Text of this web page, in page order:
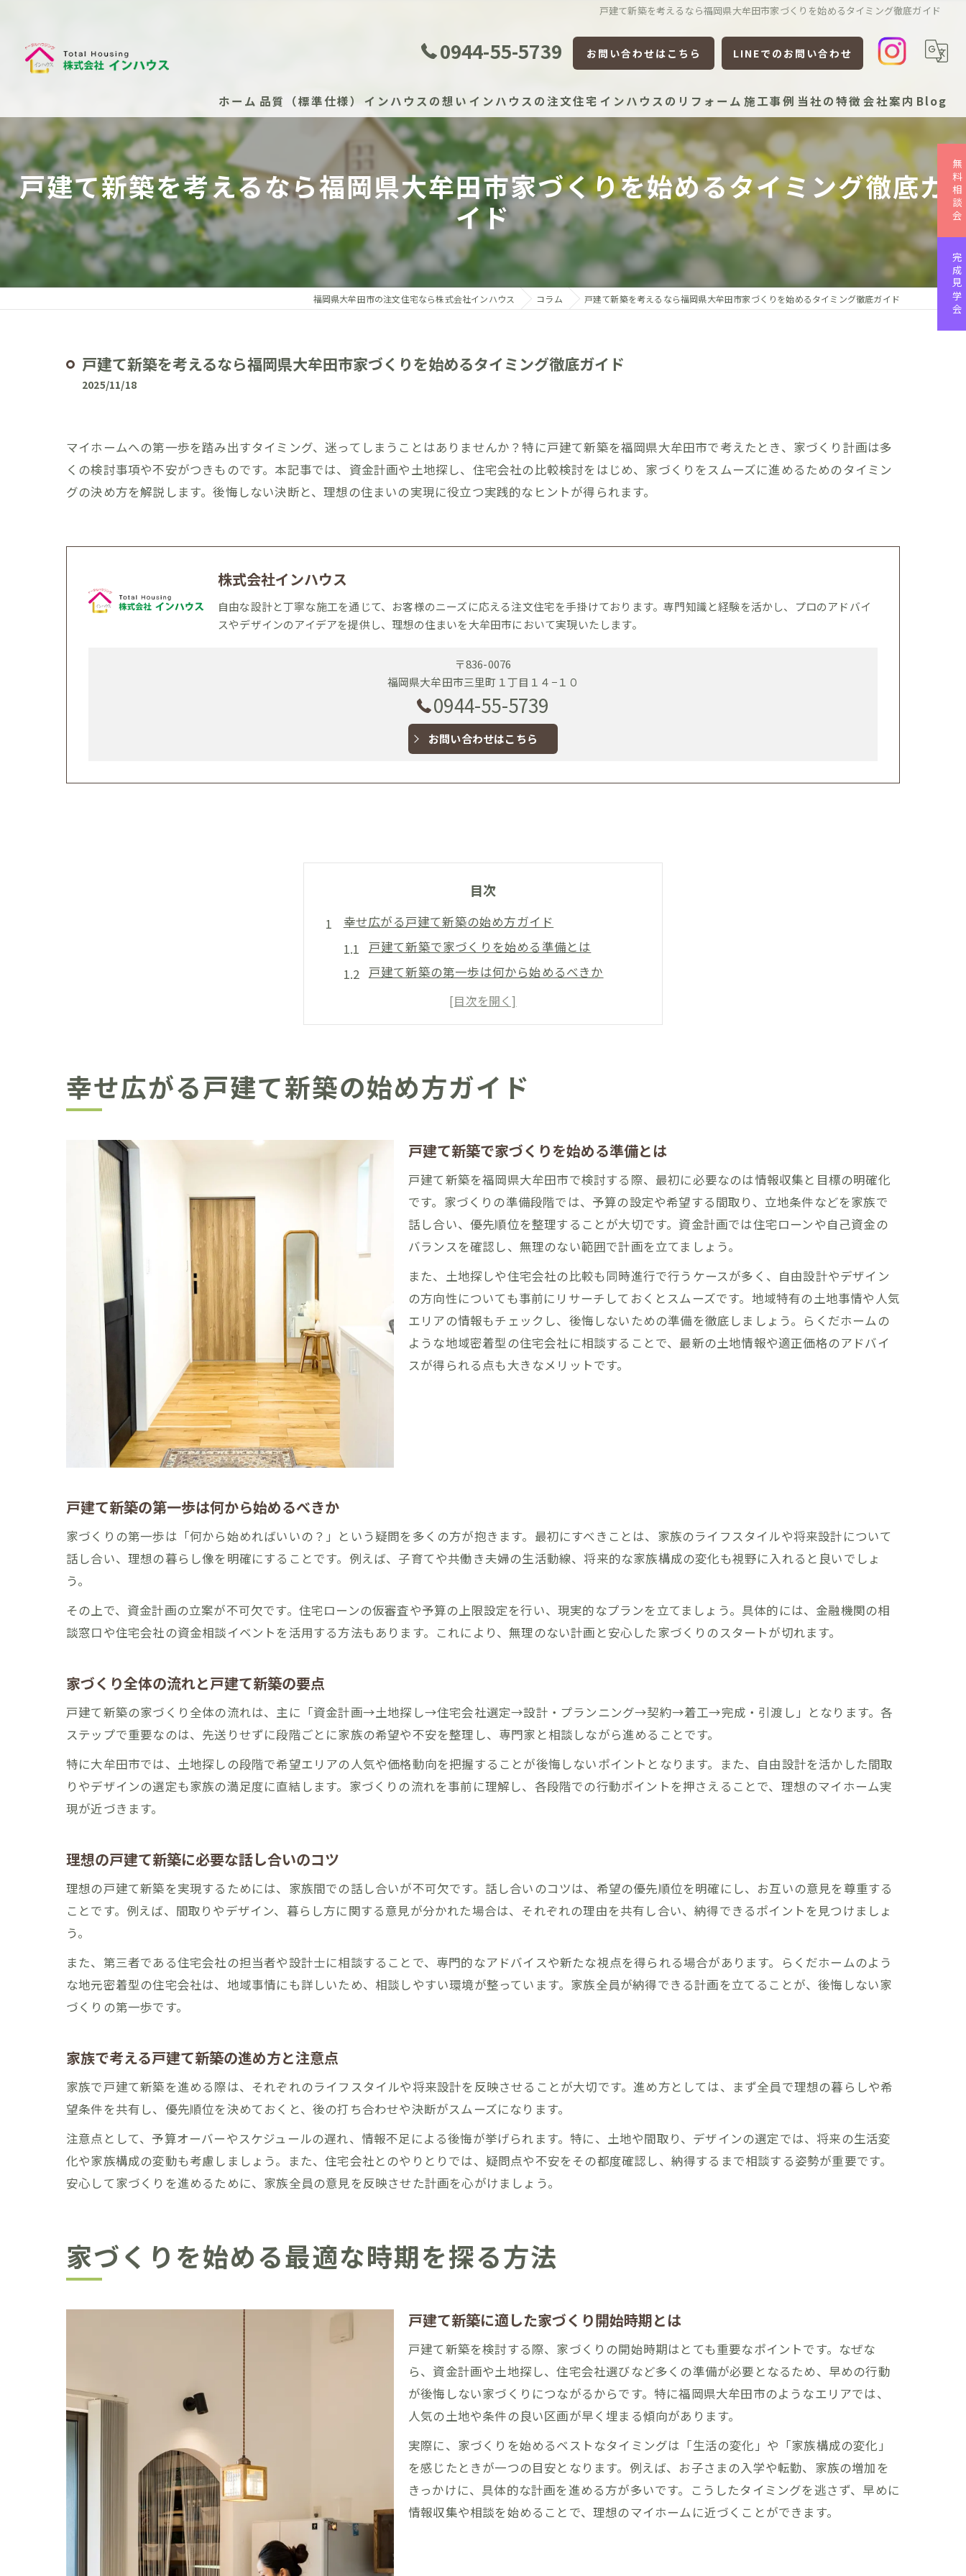
戸建て新築を考えるなら福岡県大牟田市家づくりを始めるタイミング徹底ガイド
0944-55-5739 お問い合わせはこちら LINEでのお問い合わせ
ホーム 品質（標準仕様）
安心の保証体制
新築住宅かし保険（JIO）
安心の保証（住宅設備）
インハウスの想い インハウスの注文住宅 インハウスのリフォーム 施工事例 当社の特徴
新築
リフォーム
リノベーション
平屋
ローコスト
会社案内 Blog
戸建て新築を考えるなら福岡県大牟田市家づくりを始めるタイミング徹底ガ
イド
福岡県大牟田市の注文住宅なら株式会社インハウス コラム 戸建て新築を考えるなら福岡県大牟田市家づくりを始めるタイミング徹底ガイド
戸建て新築を考えるなら福岡県大牟田市家づくりを始めるタイミング徹底ガイド
2025/11/18
マイホームへの第一歩を踏み出すタイミング、迷ってしまうことはありませんか？特に戸建て新築を福岡県大牟田市で考えたとき、家づくり計画は多
くの検討事項や不安がつきものです。本記事では、資金計画や土地探し、住宅会社の比較検討をはじめ、家づくりをスムーズに進めるためのタイミン
グの決め方を解説します。後悔しない決断と、理想の住まいの実現に役立つ実践的なヒントが得られます。
株式会社インハウス
自由な設計と丁寧な施工を通じて、お客様のニーズに応える注文住宅を手掛けております。専門知識と経験を活かし、プロのアドバイ
スやデザインのアイデアを提供し、理想の住まいを大牟田市において実現いたします。
〒836-0076
福岡県大牟田市三里町１丁目１４−１０
0944-55-5739
お問い合わせはこちら
目次
幸せ広がる戸建て新築の始め方ガイド
戸建て新築で家づくりを始める準備とは
戸建て新築の第一歩は何から始めるべきか
家づくり全体の流れと戸建て新築の要点
理想の戸建て新築に必要な話し合いのコツ
家づくりを始める最適な時期を探る方法
戸建て新築に適した家づくり開始時期とは
ライフステージ別に見る家づくりの時期選び
戸建て新築を成功させるためのタイミング選定法
季節ごとの戸建て新築メリットと注意点
理想の住まいを叶えるタイミング戦略
戸建て新築で理想を叶える時期の見極め方
家づくりにおける最適な計画スケジュール
資金や家族計画に合わせたタイミング戦略
戸建て新築で後悔しない時期の決め方
理想の住まいとタイミングのバランス重要性
戸建て新築で失敗しないための進め方解説
戸建て新築と資金計画の立て方徹底解説
戸建て新築で押さえたいローンと予算の基本
土地探しのポイントと家づくり実践術
家づくりで判断に迷ったときの対処法解説
納得の家づくりを進めるための決断術
幸せ広がる戸建て新築の始め方ガイド
戸建て新築で家づくりを始める準備とは
戸建て新築を福岡県大牟田市で検討する際、最初に必要なのは情報収集と目標の明確化
です。家づくりの準備段階では、予算の設定や希望する間取り、立地条件などを家族で
話し合い、優先順位を整理することが大切です。資金計画では住宅ローンや自己資金の
バランスを確認し、無理のない範囲で計画を立てましょう。
また、土地探しや住宅会社の比較も同時進行で行うケースが多く、自由設計やデザイン
の方向性についても事前にリサーチしておくとスムーズです。地域特有の土地事情や人気
エリアの情報もチェックし、後悔しないための準備を徹底しましょう。らくだホームの
ような地域密着型の住宅会社に相談することで、最新の土地情報や適正価格のアドバイ
スが得られる点も大きなメリットです。
戸建て新築の第一歩は何から始めるべきか
家づくりの第一歩は「何から始めればいいの？」という疑問を多くの方が抱きます。最初にすべきことは、家族のライフスタイルや将来設計について
話し合い、理想の暮らし像を明確にすることです。例えば、子育てや共働き夫婦の生活動線、将来的な家族構成の変化も視野に入れると良いでしょ
う。
その上で、資金計画の立案が不可欠です。住宅ローンの仮審査や予算の上限設定を行い、現実的なプランを立てましょう。具体的には、金融機関の相
談窓口や住宅会社の資金相談イベントを活用する方法もあります。これにより、無理のない計画と安心した家づくりのスタートが切れます。
家づくり全体の流れと戸建て新築の要点
戸建て新築の家づくり全体の流れは、主に「資金計画→土地探し→住宅会社選定→設計・プランニング→契約→着工→完成・引渡し」となります。各
ステップで重要なのは、先送りせずに段階ごとに家族の希望や不安を整理し、専門家と相談しながら進めることです。
特に大牟田市では、土地探しの段階で希望エリアの人気や価格動向を把握することが後悔しないポイントとなります。また、自由設計を活かした間取
りやデザインの選定も家族の満足度に直結します。家づくりの流れを事前に理解し、各段階での行動ポイントを押さえることで、理想のマイホーム実
現が近づきます。
理想の戸建て新築に必要な話し合いのコツ
理想の戸建て新築を実現するためには、家族間での話し合いが不可欠です。話し合いのコツは、希望の優先順位を明確にし、お互いの意見を尊重する
ことです。例えば、間取りやデザイン、暮らし方に関する意見が分かれた場合は、それぞれの理由を共有し合い、納得できるポイントを見つけましょ
う。
また、第三者である住宅会社の担当者や設計士に相談することで、専門的なアドバイスや新たな視点を得られる場合があります。らくだホームのよう
な地元密着型の住宅会社は、地域事情にも詳しいため、相談しやすい環境が整っています。家族全員が納得できる計画を立てることが、後悔しない家
づくりの第一歩です。
家族で考える戸建て新築の進め方と注意点
家族で戸建て新築を進める際は、それぞれのライフスタイルや将来設計を反映させることが大切です。進め方としては、まず全員で理想の暮らしや希
望条件を共有し、優先順位を決めておくと、後の打ち合わせや決断がスムーズになります。
注意点として、予算オーバーやスケジュールの遅れ、情報不足による後悔が挙げられます。特に、土地や間取り、デザインの選定では、将来の生活変
化や家族構成の変動も考慮しましょう。また、住宅会社とのやりとりでは、疑問点や不安をその都度確認し、納得するまで相談する姿勢が重要です。
安心して家づくりを進めるために、家族全員の意見を反映させた計画を心がけましょう。
家づくりを始める最適な時期を探る方法
戸建て新築に適した家づくり開始時期とは
戸建て新築を検討する際、家づくりの開始時期はとても重要なポイントです。なぜな
ら、資金計画や土地探し、住宅会社選びなど多くの準備が必要となるため、早めの行動
が後悔しない家づくりにつながるからです。特に福岡県大牟田市のようなエリアでは、
人気の土地や条件の良い区画が早く埋まる傾向があります。
実際に、家づくりを始めるベストなタイミングは「生活の変化」や「家族構成の変化」
を感じたときが一つの目安となります。例えば、お子さまの入学や転勤、家族の増加を
きっかけに、具体的な計画を進める方が多いです。こうしたタイミングを逃さず、早めに
情報収集や相談を始めることで、理想のマイホームに近づくことができます。
無料相談会
完成見学会